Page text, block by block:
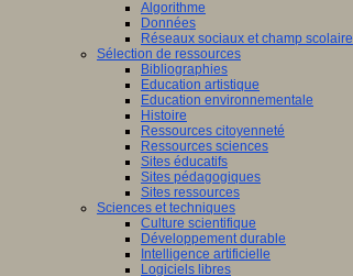
Algorithme
Données
Réseaux sociaux et champ scolaire
Sélection de ressources
Bibliographies
Education artistique
Education environnementale
Histoire
Ressources citoyenneté
Ressources sciences
Sites éducatifs
Sites pédagogiques
Sites ressources
Sciences et techniques
Culture scientifique
Développement durable
Intelligence artificielle
Logiciels libres